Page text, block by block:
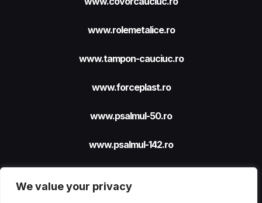
We value your privacy
www.rolemetalice.ro
www.tampon-cauciuc.ro
www.forceplast.ro
www.psalmul-50.ro
www.psalmul-142.ro
Site realizat cu sprijinul